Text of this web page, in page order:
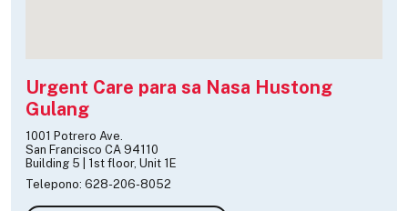
Urgent Care para sa Nasa Hustong
Gulang
1001 Potrero Ave.
San Francisco CA 94110
Building 5 | 1st floor, Unit 1E
Telepono: 628-206-8052